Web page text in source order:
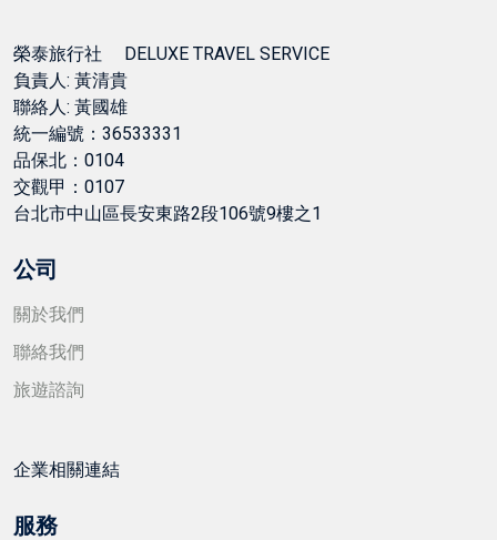
榮泰旅行社 DELUXE TRAVEL SERVICE
負責人: 黃清貴
聯絡人: 黃國雄
統一編號：36533331
品保北：0104
交觀甲：0107
台北市中山區長安東路2段106號9樓之1
公司
關於我們
聯絡我們
旅遊諮詢
企業相關連結
服務